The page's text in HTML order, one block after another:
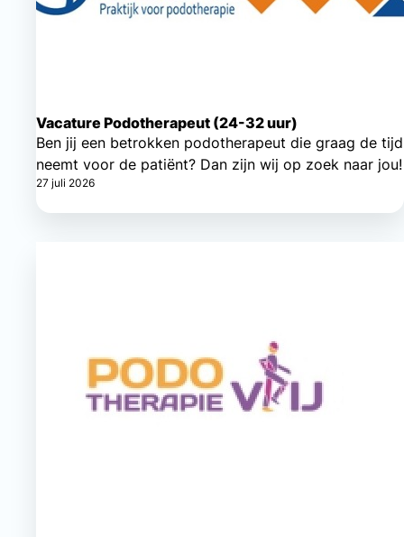
Vacature Podotherapeut (24-32 uur)
Ben jij een betrokken podotherapeut die graag de tijd
neemt voor de patiënt? Dan zijn wij op zoek naar jou!
27 juli 2026